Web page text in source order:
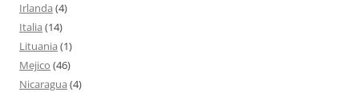
Irlanda (4)
Italia (14)
Lituania (1)
Mejico (46)
Nicaragua (4)